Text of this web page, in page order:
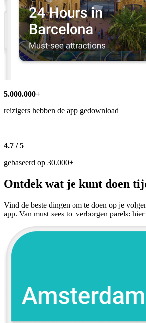
5.000.000+
reizigers hebben de app gedownload
4.7 / 5
gebaseerd op 30.000+
Ontdek wat je kunt doen
Vind de beste dingen om te doen op je
app. Van must-sees tot verborgen parels: